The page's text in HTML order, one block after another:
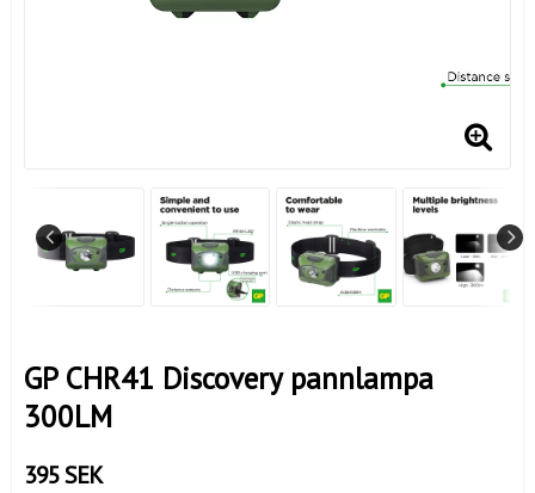
GP CHR41 Discovery pannlampa
300LM
395 SEK